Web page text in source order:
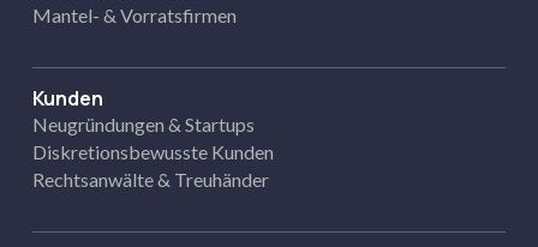
Mantel- & Vorratsfirmen
Kunden
Neugründungen & Startups
Diskretionsbewusste Kunden
Rechtsanwälte & Treuhänder